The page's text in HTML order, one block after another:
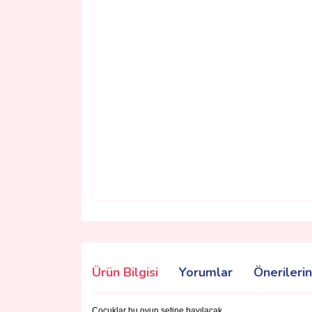
Ürün Bilgisi Yorumlar